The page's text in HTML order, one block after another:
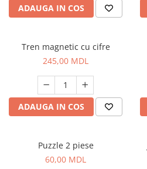
ADAUGA IN COS
Tren magnetic cu cifre
245,00 MDL
ADAUGA IN COS
Puzzle 2 piese
60,00 MDL